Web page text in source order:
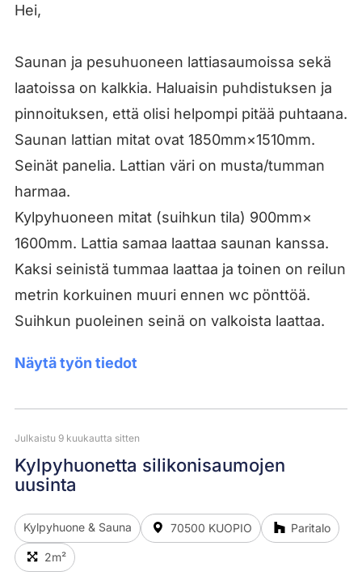
Hei,
Saunan ja pesuhuoneen lattiasaumoissa sekä
laatoissa on kalkkia. Haluaisin puhdistuksen ja
pinnoituksen, että olisi helpompi pitää puhtaana.
Saunan lattian mitat ovat 1850mm×1510mm.
Seinät panelia. Lattian väri on musta/tumman
harmaa.
Kylpyhuoneen mitat (suihkun tila) 900mm×
1600mm. Lattia samaa laattaa saunan kanssa.
Kaksi seinistä tummaa laattaa ja toinen on reilun
metrin korkuinen muuri ennen wc pönttöä.
Suihkun puoleinen seinä on valkoista laattaa.
Näytä työn tiedot
Julkaistu 9 kuukautta sitten
Kylpyhuonetta silikonisaumojen
uusinta
Kylpyhuone & Sauna 70500 KUOPIO Paritalo
2m²